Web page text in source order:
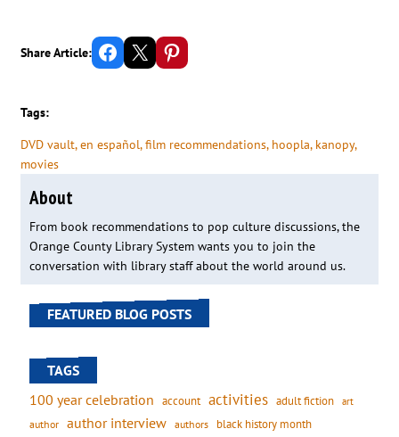
Share Article: Share on Facebook Email this Page Share on Pinterest
Tags:
DVD vault, en español, film recommendations, hoopla, kanopy,
movies
About
From book recommendations to pop culture discussions, the
Orange County Library System wants you to join the
conversation with library staff about the world around us.
FEATURED BLOG POSTS
TAGS
100 year celebration account activities adult fiction art
author author interview authors black history month